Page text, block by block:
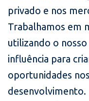
privado e nos
Trabalhamos em
utilizando o
influência para
oportunidades
desenvolvimento.